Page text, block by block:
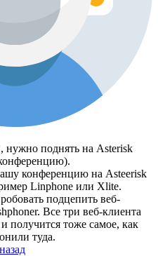
нужно поднять на Asterisk
конференцию на Asteerisk
Linphone или Xlite.
подцепить веб-
Все три веб-клиента
получится тоже самое, как
туда.